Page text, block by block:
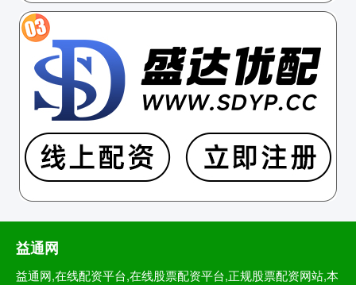
益通网
益通网,在线配资平台,在线股票配资平台,正规股票配资网站,本